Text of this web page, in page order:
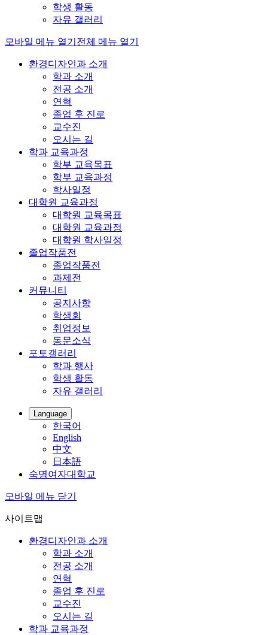
학생 활동
자유 갤러리
모바일 메뉴 열기 전체 메뉴 열기
환경디자인과 소개
학과 소개
전공 소개
연혁
졸업 후 진로
교수진
오시는 길
학과 교육과정
학부 교육목표
학부 교육과정
학사일정
대학원 교육과정
대학원 교육목표
대학원 교육과정
대학원 학사일정
졸업작품전
졸업작품전
과제전
커뮤니티
공지사항
학생회
취업정보
동문소식
포토갤러리
학과 행사
학생 활동
자유 갤러리
Language
한국어
English
中文
日本語
숙명여자대학교
모바일 메뉴 닫기
사이트맵
환경디자인과 소개
학과 소개
전공 소개
연혁
졸업 후 진로
교수진
오시는 길
학과 교육과정